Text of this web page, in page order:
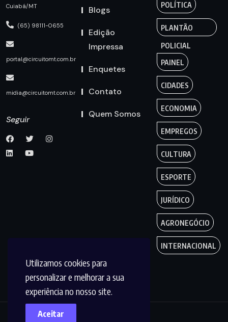
Utilizamos cookies para
personalizar e melhorar a sua
experiência no nosso site.
Aceitar
Cuiabá/MT
(65) 98111-0655
portal@circuitomt.com.br
midia@circuitomt.com.br
Seguir
Blogs
Edição
Impressa
Enquetes
Contato
Quem Somos
POLÍTICA
PLANTÃO
POLICIAL
PAINEL
CIDADES
ECONOMIA
EMPREGOS
CULTURA
ESPORTE
JURÍDICO
AGRONEGÓCIO
INTERNACIONAL